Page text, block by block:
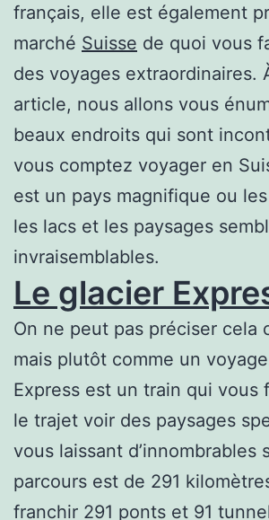
français, elle est également
marché Suisse de quoi vous
des voyages extraordinaires.
article, nous allons vous
beaux endroits qui sont
vous comptez voyager en
est un pays magnifique ou
les lacs et les paysages
invraisemblables.
Le glacier
On ne peut pas préciser cela
mais plutôt comme un
Express est un train qui vous
le trajet voir des paysages
vous laissant d’innombrables
parcours est de 291
franchir 291 ponts et 91